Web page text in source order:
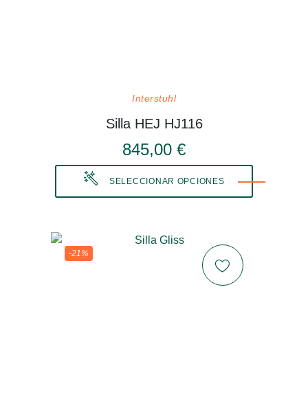
Interstuhl
Silla HEJ HJ116
845,00 €
SELECCIONAR OPCIONES
-21%